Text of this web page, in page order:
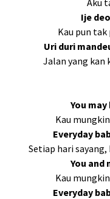
Ije
Kau pun
Uri duri
Jalan yang kan
You
Kau
Everyday
Setiap hari
You and
Kau
Everyday